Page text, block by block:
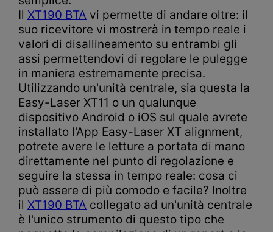
Il XT190 BTA vi permette di andare oltre: il
suo ricevitore vi mostrerà in tempo reale i
valori di disallineamento su entrambi gli
assi permettendovi di regolare le pulegge
in maniera estremamente precisa.
Utilizzando un'unità centrale, sia questa la
Easy-Laser XT11 o un qualunque
dispositivo Android o iOS sul quale avrete
installato l'App Easy-Laser XT alignment,
potrete avere le letture a portata di mano
direttamente nel punto di regolazione e
seguire la stessa in tempo reale: cosa ci
può essere di più comodo e facile? Inoltre
il XT190 BTA collegato ad un'unità centrale
è l'unico strumento di questo tipo che